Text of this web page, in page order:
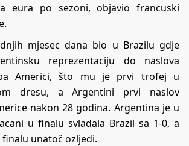
eura po sezoni, objavio francuski
mjesec dana bio u Brazilu gdje
reprezentaciju do naslova
Americi, što mu je prvi trofej u
dresu, a Argentini prvi naslov
nakon 28 godina. Argentina je u
u finalu svladala Brazil sa 1-0, a
unatoč ozljedi.